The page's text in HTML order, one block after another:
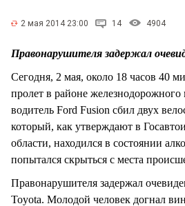
2 мая 2014 23:00 14 4904
Правонарушителя задержал
Сегодня, 2 мая, около 18 часов 40
пролет в районе железнодорожного
водитель Ford Fusion сбил двух
который, как утверждают в
области, находился в состоянии
попытался скрыться с места
Правонарушителя задержал
Toyota. Молодой человек догнал